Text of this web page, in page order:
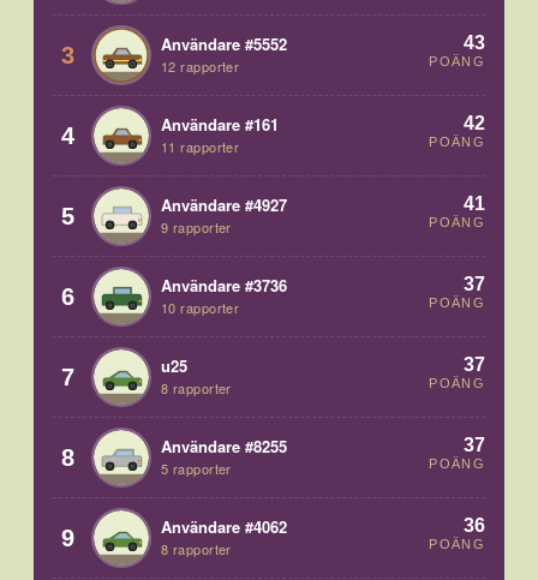
3 Användare #5552
12 rapporter
43
POÄNG
4 Användare #161
11 rapporter
42
POÄNG
5 Användare #4927
9 rapporter
41
POÄNG
6 Användare #3736
10 rapporter
37
POÄNG
7 u25
8 rapporter
37
POÄNG
8 Användare #8255
5 rapporter
37
POÄNG
9 Användare #4062
8 rapporter
36
POÄNG